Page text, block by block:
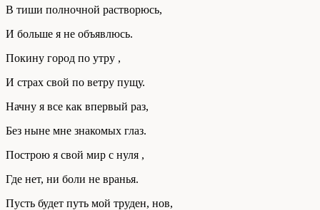
В тиши полночной растворюсь,
И больше я не объявлюсь.
Покину город по утру ,
И страх свой по ветру пущу.
Начну я все как впервый раз,
Без ныне мне знакомых глаз.
Построю я свой мир с нуля ,
Где нет, ни боли не вранья.
Пусть будет путь мой труден, нов,